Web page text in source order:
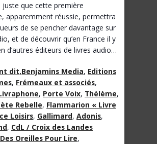
juste que cette première
apparemment réussie, permettra
de se pencher davantage sur
et de découvrir qu’en France il y
d’autres éditeurs de livres audio…
dit,Benjamins Media, Editions
, Frémeaux et associés,
, Porte Voix, Thélème,
Rebelle, Flammarion « Livre
Loisirs, Gallimard, Adonis,
, CdL / Croix des Landes
Des Oreilles Pour Lire,